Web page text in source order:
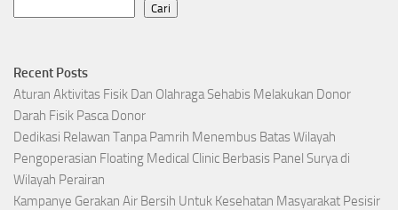
Cari
Recent Posts
Aturan Aktivitas Fisik Dan Olahraga Sehabis Melakukan Donor
Darah Fisik Pasca Donor
Dedikasi Relawan Tanpa Pamrih Menembus Batas Wilayah
Pengoperasian Floating Medical Clinic Berbasis Panel Surya di
Wilayah Perairan
Kampanye Gerakan Air Bersih Untuk Kesehatan Masyarakat Pesisir